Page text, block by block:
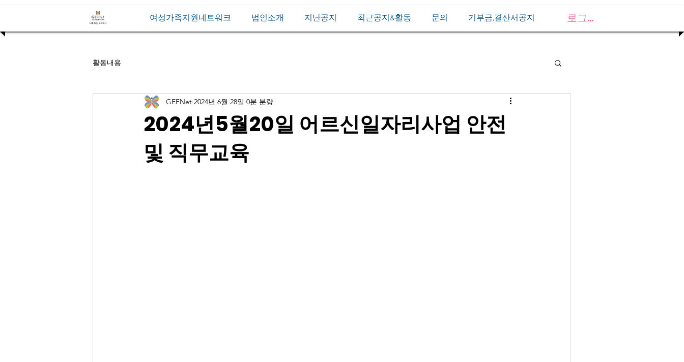
여성가족지원네트워크 법인소개 지난공지 최근공지&활동 문의 기부금,결산서공지 로그인
활동내용
2024년5월20일 어르신일자리사업 안전
및 직무교육
GEFNet 2024년 6월 28일 0분 분량